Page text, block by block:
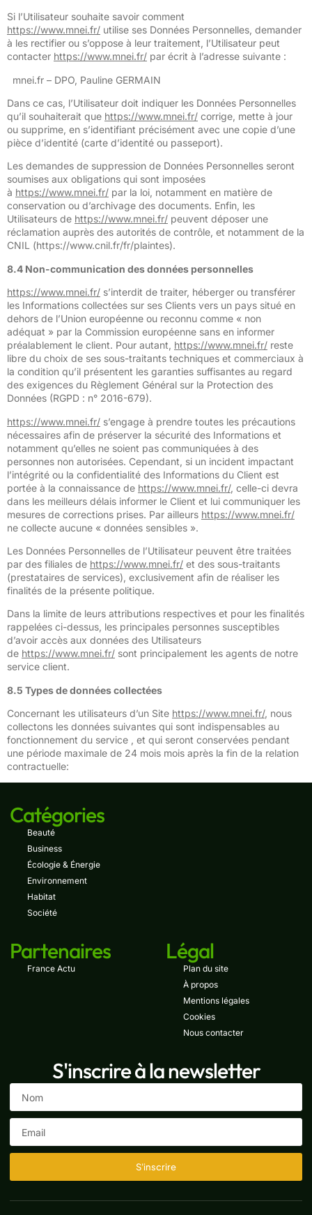
Si l’Utilisateur souhaite savoir comment
https://www.mnei.fr/ utilise ses Données Personnelles, demander
à les rectifier ou s’oppose à leur traitement, l’Utilisateur peut
contacter https://www.mnei.fr/ par écrit à l’adresse suivante :
mnei.fr – DPO, Pauline GERMAIN
Dans ce cas, l’Utilisateur doit indiquer les Données Personnelles
qu’il souhaiterait que https://www.mnei.fr/ corrige, mette à jour
ou supprime, en s’identifiant précisément avec une copie d’une
pièce d’identité (carte d’identité ou passeport).
Les demandes de suppression de Données Personnelles seront
soumises aux obligations qui sont imposées
à https://www.mnei.fr/ par la loi, notamment en matière de
conservation ou d’archivage des documents. Enfin, les
Utilisateurs de https://www.mnei.fr/ peuvent déposer une
réclamation auprès des autorités de contrôle, et notamment de la
CNIL (https://www.cnil.fr/fr/plaintes).
8.4 Non-communication des données personnelles
https://www.mnei.fr/ s’interdit de traiter, héberger ou transférer
les Informations collectées sur ses Clients vers un pays situé en
dehors de l’Union européenne ou reconnu comme « non
adéquat » par la Commission européenne sans en informer
préalablement le client. Pour autant, https://www.mnei.fr/ reste
libre du choix de ses sous-traitants techniques et commerciaux à
la condition qu’il présentent les garanties suffisantes au regard
des exigences du Règlement Général sur la Protection des
Données (RGPD : n° 2016-679).
https://www.mnei.fr/ s’engage à prendre toutes les précautions
nécessaires afin de préserver la sécurité des Informations et
notamment qu’elles ne soient pas communiquées à des
personnes non autorisées. Cependant, si un incident impactant
l’intégrité ou la confidentialité des Informations du Client est
portée à la connaissance de https://www.mnei.fr/, celle-ci devra
dans les meilleurs délais informer le Client et lui communiquer les
mesures de corrections prises. Par ailleurs https://www.mnei.fr/
ne collecte aucune « données sensibles ».
Les Données Personnelles de l’Utilisateur peuvent être traitées
par des filiales de https://www.mnei.fr/ et des sous-traitants
(prestataires de services), exclusivement afin de réaliser les
finalités de la présente politique.
Dans la limite de leurs attributions respectives et pour les finalités
rappelées ci-dessus, les principales personnes susceptibles
d’avoir accès aux données des Utilisateurs
de https://www.mnei.fr/ sont principalement les agents de notre
service client.
8.5 Types de données collectées
Concernant les utilisateurs d’un Site https://www.mnei.fr/, nous
collectons les données suivantes qui sont indispensables au
fonctionnement du service , et qui seront conservées pendant
une période maximale de 24 mois mois après la fin de la relation
contractuelle:
Catégories
Beauté
Business
Écologie & Énergie
Environnement
Habitat
Société
Partenaires
France Actu
Légal
Plan du site
À propos
Mentions légales
Cookies
Nous contacter
S'inscrire à la newsletter
S'inscrire